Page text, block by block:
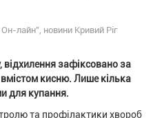
лайн", новини Кривий Ріг
відхилення зафіксовано за
кисню. Лише кілька
для купання.
та профілактики хвороб